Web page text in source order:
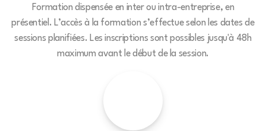
Formation dispensée en inter ou intra-entreprise, en
présentiel. L’accès à la formation s’effectue selon les dates de
sessions planifiées. Les inscriptions sont possibles jusqu'à 48h
maximum avant le début de la session.